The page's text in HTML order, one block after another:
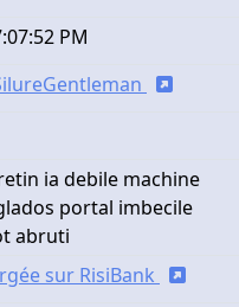
PM
ia debile machine
portal imbecile
abruti
sur RisiBank